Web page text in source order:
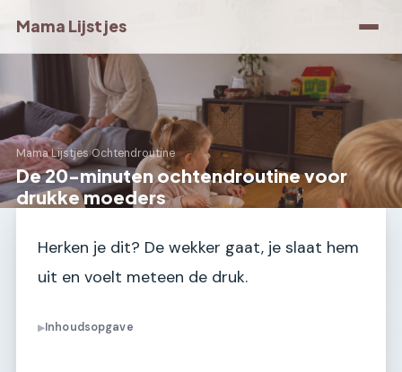
Mama Lijstjes
Mama Lijstjes›Ochtendroutine
De 20-minuten ochtendroutine voor
drukke moeders
Herken je dit? De wekker gaat, je slaat hem
uit en voelt meteen de druk.
▶Inhoudsopgave